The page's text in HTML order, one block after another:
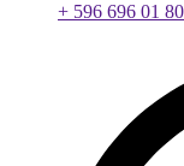
+ 596 696 01